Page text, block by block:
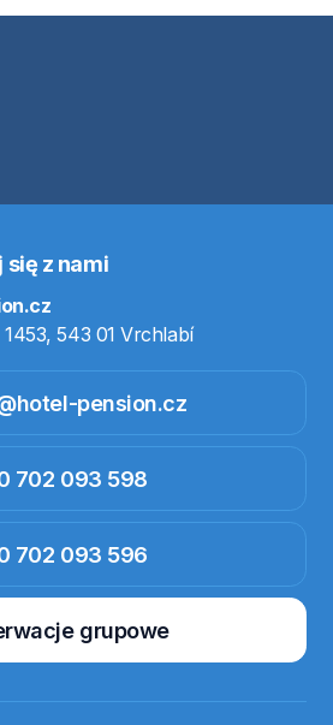
się z nami
1453, 543 01 Vrchlabí
pension.cz
702 093 598
702 093 596
grupowe